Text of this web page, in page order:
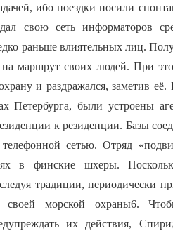
ибо поездки носили
свою сеть информаторов
раньше влиятельных лиц.
маршрут своих людей. При
и раздражался, заметив
Петербурга, были устроены
к резиденции. Базы
сетью. Отряд
в финские шхеры.
традиции, периодически
морской охраны6.
их действия,